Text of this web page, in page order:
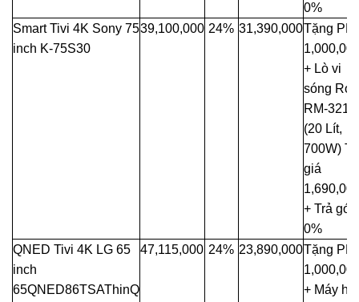
0%
Smart Tivi 4K Sony 75
inch K-75S30
39,100,000 24% 31,390,000Tặng
+ Lò vi
sóng
RM-3216
(20 Lít,
700W) Trị
giá
+ Trả góp
0%
QNED Tivi 4K LG 65
inch
65QNED86TSAThinQ
47,115,000 24% 23,890,000Tặng
+ Máy hút